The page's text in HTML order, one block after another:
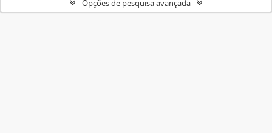
Opções de pesquisa avançada